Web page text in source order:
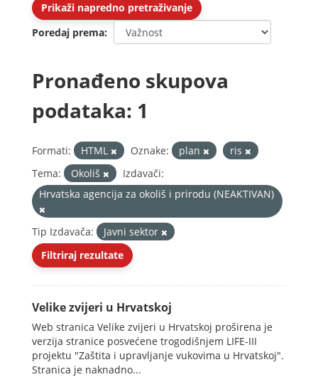
Prikaži napredno pretraživanje
Poredaj prema
Pronađeno skupova
podataka: 1
Formati: HTML Oznake: plan
ris
Tema:
Okoliš
Izdavači:
Hrvatska agencija za okoliš i prirodu (NEAKTIVAN)
Tip Izdavača:
Javni sektor
Filtriraj rezultate
Velike zvijeri u Hrvatskoj
Web stranica Velike zvijeri u Hrvatskoj proširena je
verzija stranice posvećene trogodišnjem LIFE-III
projektu "Zaštita i upravljanje vukovima u Hrvatskoj".
Stranica je naknadno...